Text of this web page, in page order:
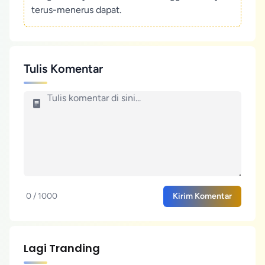
terus-menerus dapat.
Tulis Komentar
0 / 1000 Kirim Komentar
Lagi Tranding